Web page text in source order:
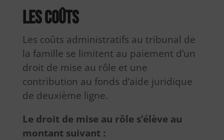
Les coûts
Les coûts administratifs au tribunal de
la famille se limitent au paiement d’un
droit de mise au rôle et une
contribution au fonds d’aide juridique
de deuxième ligne.
Le droit de mise au rôle s’élève au
montant suivant :